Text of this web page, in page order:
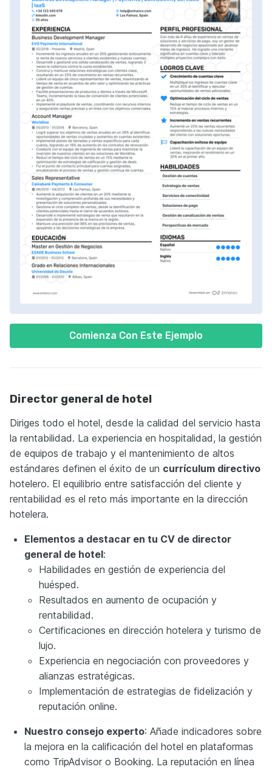
Comienza Con Este Ejemplo
Director general de hotel
Diriges todo el hotel, desde la calidad del servicio hasta
la rentabilidad. La experiencia en hospitalidad, la gestión
de equipos de trabajo y el mantenimiento de altos
estándares definen el éxito de un currículum directivo
hotelero. El equilibrio entre satisfacción del cliente y
rentabilidad es el reto más importante en la dirección
hotelera.
Elementos a destacar en tu CV de director
general de hotel:
Habilidades en gestión de experiencia del
huésped.
Resultados en aumento de ocupación y
rentabilidad.
Certificaciones en dirección hotelera y turismo de
lujo.
Experiencia en negociación con proveedores y
alianzas estratégicas.
Implementación de estrategias de fidelización y
reputación online.
Nuestro consejo experto: Añade indicadores sobre
la mejora en la calificación del hotel en plataformas
como TripAdvisor o Booking. La reputación en línea